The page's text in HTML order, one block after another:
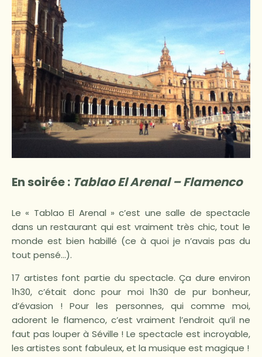
En soirée : Tablao El Arenal – Flamenco
Le « Tablao El Arenal » c’est une salle de spectacle
dans un restaurant qui est vraiment très chic, tout le
monde est bien habillé (ce à quoi je n’avais pas du
tout pensé…).
17 artistes font partie du spectacle. Ça dure environ
1h30, c’était donc pour moi 1h30 de pur bonheur,
d’évasion ! Pour les personnes, qui comme moi,
adorent le flamenco, c’est vraiment l’endroit qu’il ne
faut pas louper à Séville ! Le spectacle est incroyable,
les artistes sont fabuleux, et la musique est magique !